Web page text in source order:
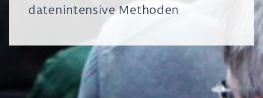
datenintensive Methoden